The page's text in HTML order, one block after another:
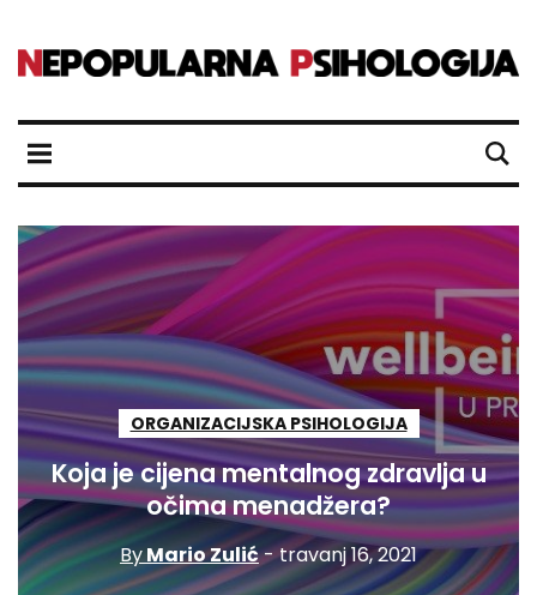
ORGANIZACIJSKA PSIHOLOGIJA
Koja je cijena mentalnog zdravlja u
očima menadžera?
ByMario Zulić- travanj 16, 2021